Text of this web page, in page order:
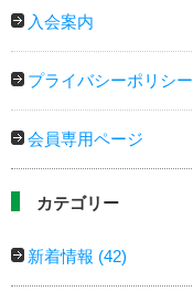
入会案内
プライバシーポリシー
会員専用ページ
カテゴリー
新着情報 (42)